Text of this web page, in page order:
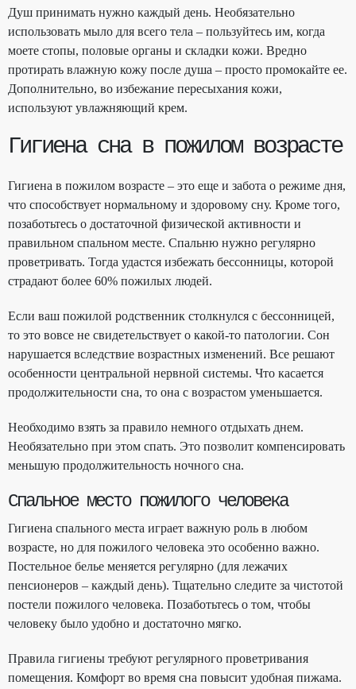
Душ принимать нужно каждый день. Необязательно
использовать мыло для всего тела – пользуйтесь им, когда
моете стопы, половые органы и складки кожи. Вредно
протирать влажную кожу после душа – просто промокайте ее.
Дополнительно, во избежание пересыхания кожи,
используют увлажняющий крем.
Гигиена сна в пожилом возрасте
Гигиена в пожилом возрасте – это еще и забота о режиме дня,
что способствует нормальному и здоровому сну. Кроме того,
позаботьтесь о достаточной физической активности и
правильном спальном месте. Спальню нужно регулярно
проветривать. Тогда удастся избежать бессонницы, которой
страдают более 60% пожилых людей.
Если ваш пожилой родственник столкнулся с бессонницей,
то это вовсе не свидетельствует о какой-то патологии. Сон
нарушается вследствие возрастных изменений. Все решают
особенности центральной нервной системы. Что касается
продолжительности сна, то она с возрастом уменьшается.
Необходимо взять за правило немного отдыхать днем.
Необязательно при этом спать. Это позволит компенсировать
меньшую продолжительность ночного сна.
Спальное место пожилого человека
Гигиена спального места играет важную роль в любом
возрасте, но для пожилого человека это особенно важно.
Постельное белье меняется регулярно (для лежачих
пенсионеров – каждый день). Тщательно следите за чистотой
постели пожилого человека. Позаботьтесь о том, чтобы
человеку было удобно и достаточно мягко.
Правила гигиены требуют регулярного проветривания
помещения. Комфорт во время сна повысит удобная пижама.